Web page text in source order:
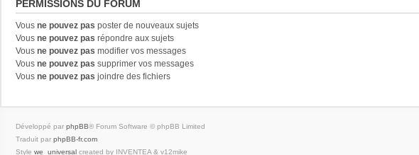
PERMISSIONS DU FORUM
Vous ne pouvez pas poster de nouveaux sujets
Vous ne pouvez pas répondre aux sujets
Vous ne pouvez pas modifier vos messages
Vous ne pouvez pas supprimer vos messages
Vous ne pouvez pas joindre des fichiers
Développé par phpBB® Forum Software © phpBB Limited
Traduit par phpBB-fr.com
Style we_universal created by INVENTEA & v12mike